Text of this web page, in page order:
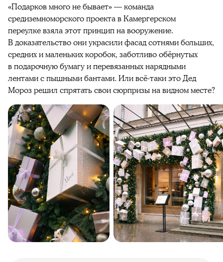
«Подарков много не бывает» — команда
средиземноморского проекта в Камергерском
переулкевзяла этот принцип на вооружение.
В доказательство они украсили фасад сотнями больших,
средних и маленьких коробок, заботливо обёрнутых
в подарочную бумагу и перевязанных нарядными
лентами с пышными бантами. Или всё-таки это Дед
Мороз решил спрятать свои сюрпризы на видном месте?